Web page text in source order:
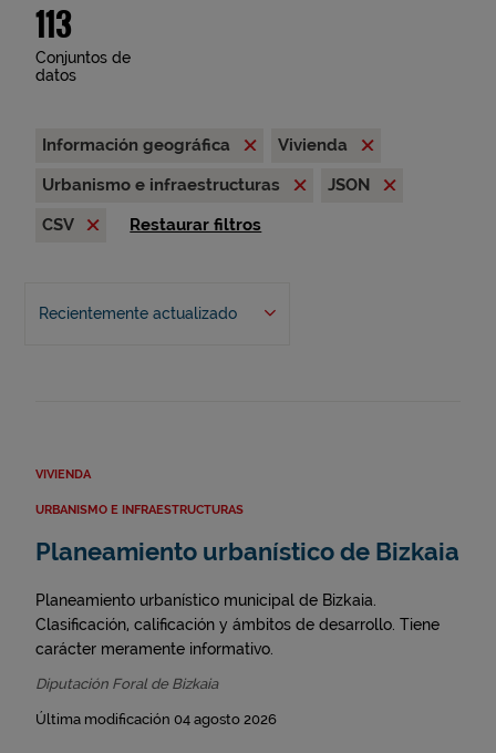
113
Conjuntos de
datos
Información geográfica
Vivienda
Urbanismo e infraestructuras
JSON
CSV
Restaurar filtros
Recientemente actualizado
VIVIENDA
URBANISMO E INFRAESTRUCTURAS
Planeamiento urbanístico de Bizkaia
Planeamiento urbanístico municipal de Bizkaia.
Clasificación, calificación y ámbitos de desarrollo. Tiene
carácter meramente informativo.
Diputación Foral de Bizkaia
Última modificación 04 agosto 2026